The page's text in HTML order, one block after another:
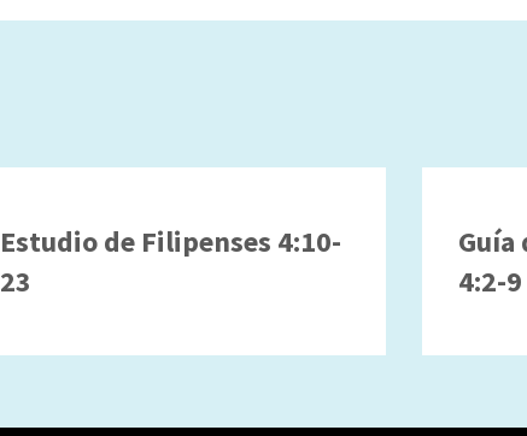
Estudio de Filipenses 4:10-
23
Guía
4:2-9